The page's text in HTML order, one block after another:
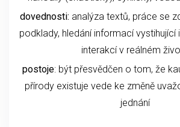
dovednosti: analýza textů, práce se
podklady, hledání informací vystihující
interakcí v reálném
postoje: být přesvědčen o tom, že
přírody existuje vede ke změně
jednání